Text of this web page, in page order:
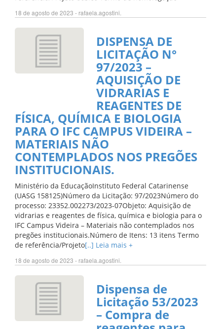
18 de agosto de 2023 - rafaela.agostini.
DISPENSA DE
LICITAÇÃO N°
97/2023 –
AQUISIÇÃO DE
VIDRARIAS E
REAGENTES DE
FÍSICA, QUÍMICA E BIOLOGIA
PARA O IFC CAMPUS VIDEIRA –
MATERIAIS NÃO
CONTEMPLADOS NOS PREGÕES
INSTITUCIONAIS.
Ministério da EducaçãoInstituto Federal Catarinense
(UASG 158125)Número da Licitação: 97/2023Número do
processo: 23352.002273/2023-07Objeto: Aquisição de
vidrarias e reagentes de física, química e biologia para o
IFC Campus Videira – Materiais não contemplados nos
pregões institucionais.Número de Itens: 13 itens Termo
de referência/Projeto[..] Leia mais +
18 de agosto de 2023 - rafaela.agostini.
Dispensa de
Licitação 53/2023
– Compra de